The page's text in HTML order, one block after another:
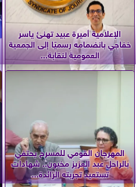
الإعلامية أميرة عبيد تهنئ ياسر
خفاجي بانضمامه رسميًا إلى الجمعية
العمومية لنقابة...
المهرجان القومي للمسرح يحتفي
بالراحل عبد العزيز مخيون.. شهادات
تستعيد تجربته الرائدة...